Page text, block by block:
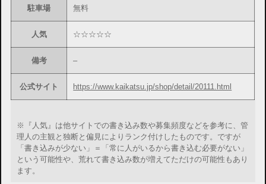
駐車場 無料
人気 ☆☆☆☆☆
備考 –
公式サイト https://www.kaikatsu.jp/shop/detail/20111.html
※『人気』は他サイトでの書き込み数や募集頻度などを参考に、管
理人の主観と独断と偏見によりランク付けしたものです。ですが
「書き込みが少ない」＝「常に人がいるから書き込む必要がない」
という可能性や、荒れて書き込み数が増えてただけの可能性もあり
ます。